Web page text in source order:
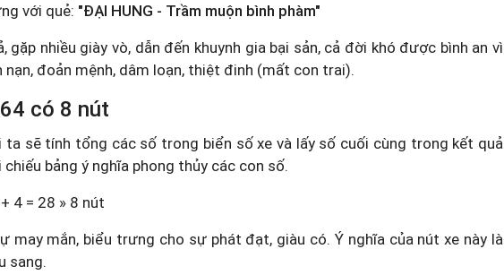
với quẻ: "ĐẠI HUNG - Trầm muộn bình phàm"
gặp nhiều giày vò, dẫn đến khuynh gia bại sản, cả đời khó được bình an vì
nạn, đoản mệnh, dâm loạn, thiệt đinh (mất con trai).
có 8 nút
ta sẽ tính tổng các số trong biển số xe và lấy số cuối cùng trong kết quả
bảng ý nghĩa phong thủy các con số.
4 = 28 » 8 nút
may mắn, biểu trưng cho sự phát đạt, giàu có. Ý nghĩa của nút xe này là
sang.